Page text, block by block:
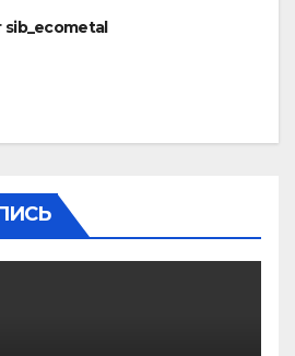
sib_ecometal